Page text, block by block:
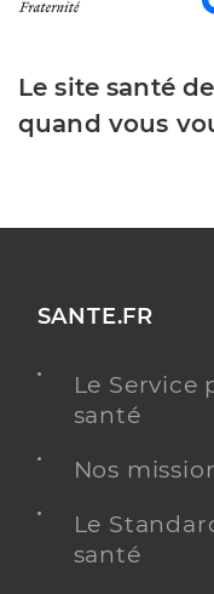
Le site santé
quand vous
SANTE.FR
Le
santé
Nos
Le
santé